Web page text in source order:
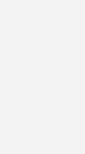
startet